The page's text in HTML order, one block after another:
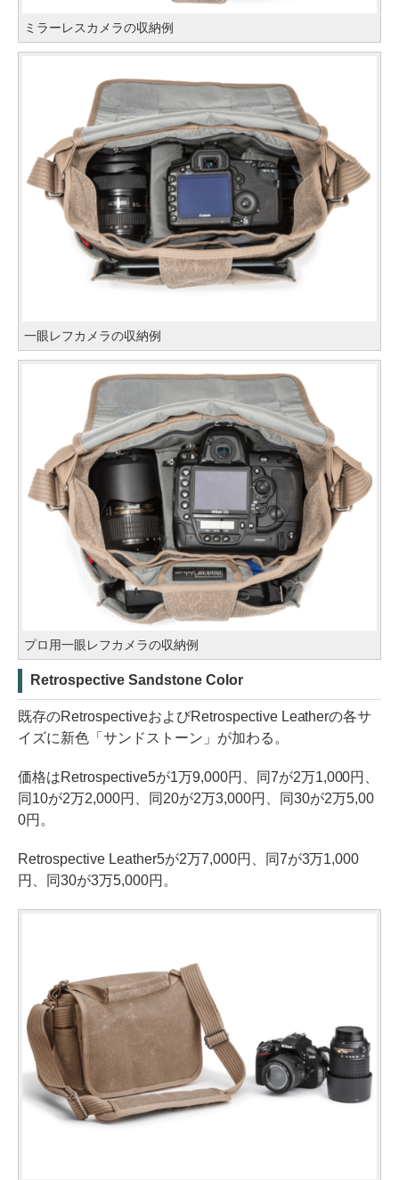
ミラーレスカメラの収納例
一眼レフカメラの収納例
プロ用一眼レフカメラの収納例
Retrospective Sandstone Color
既存のRetrospectiveおよびRetrospective Leatherの各サ
イズに新色「サンドストーン」が加わる。
価格はRetrospective5が1万9,000円、同7が2万1,000円、
同10が2万2,000円、同20が2万3,000円、同30が2万5,00
0円。
Retrospective Leather5が2万7,000円、同7が3万1,000
円、同30が3万5,000円。